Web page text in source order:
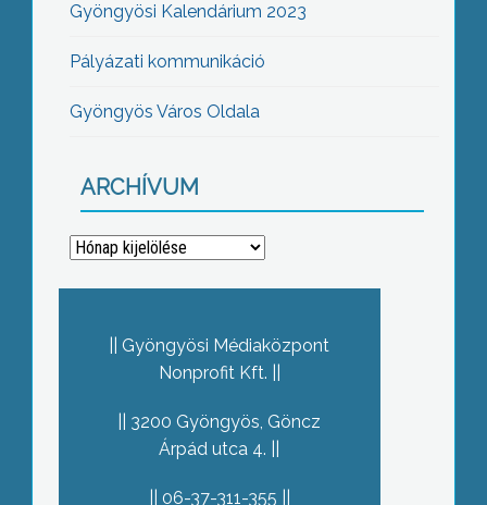
Gyöngyösi Kalendárium 2023
Pályázati kommunikáció
Gyöngyös Város Oldala
ARCHÍVUM
Archívum
Gyöngyösi Médiaközpont
Nonprofit Kft.
3200 Gyöngyös, Göncz
Árpád utca 4.
06-37-311-355